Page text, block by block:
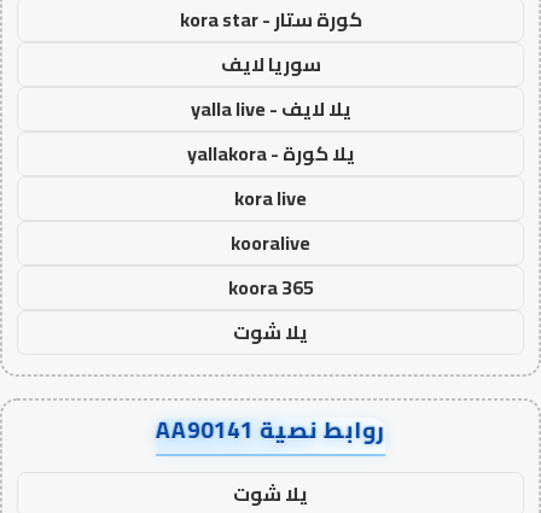
كورة ستار - kora star
سوريا لايف
يلا لايف - yalla live
يلا كورة - yallakora
kora live
kooralive
koora 365
يلا شوت
روابط نصية AA90141
يلا شوت